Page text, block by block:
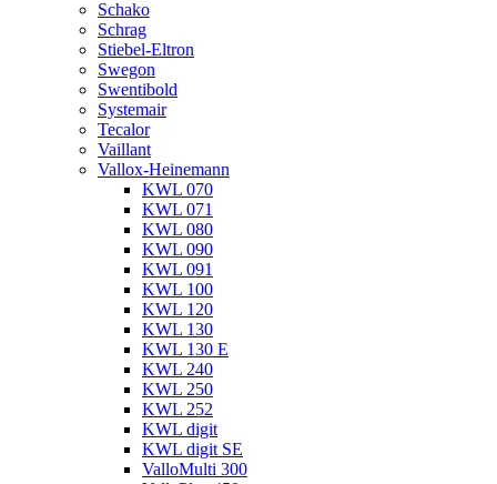
Schako
Schrag
Stiebel-Eltron
Swegon
Swentibold
Systemair
Tecalor
Vaillant
Vallox-Heinemann
KWL 070
KWL 071
KWL 080
KWL 090
KWL 091
KWL 100
KWL 120
KWL 130
KWL 130 E
KWL 240
KWL 250
KWL 252
KWL digit
KWL digit SE
ValloMulti 300